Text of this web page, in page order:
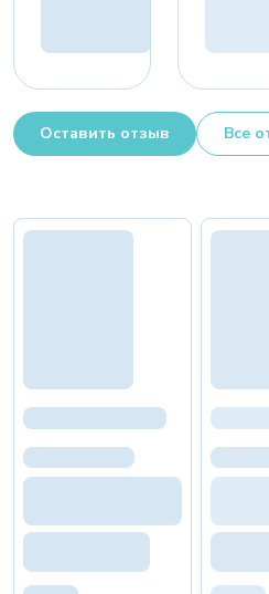
Оставить отзыв Все